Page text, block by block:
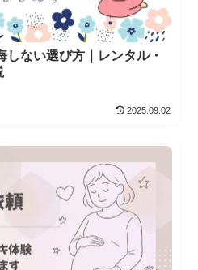
しない選び方｜レンタル・
2025.09.02